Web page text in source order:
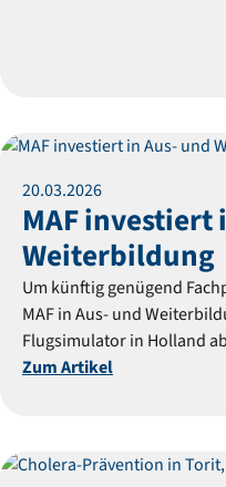
20.03.2026
MAF investiert
Weiterbildung
Um künftig genügend
MAF in Aus- und
Flugsimulator in Holland
Weiterbildung von
Zum Artikel